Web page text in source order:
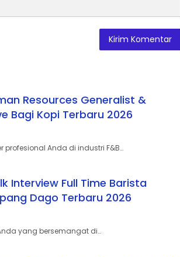
Resources Generalist &
Bagi Kopi Terbaru 2026
Anda di industri F&B…
Interview Full Time Barista
Dago Terbaru 2026
yang bersemangat di…